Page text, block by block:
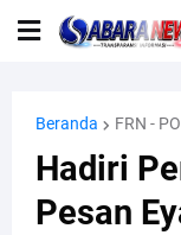
Beranda FRN -
Hadiri
Pesan